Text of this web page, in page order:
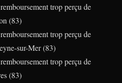
trop perçu de
(83)
trop perçu de
sur-Mer (83)
trop perçu de
(83)